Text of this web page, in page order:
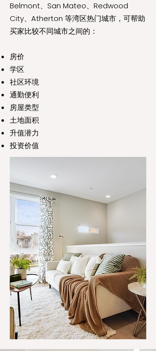
Belmont、San Mateo、Redwood
City、Atherton 等湾区热门城市，可帮助
买家比较不同城市之间的：
房价
学区
社区环境
通勤便利
房屋类型
土地面积
升值潜力
投资价值